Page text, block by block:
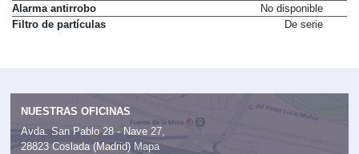
Alarma antirrobo
No disponible
Filtro de partículas
De serie
NUESTRAS OFICINAS
Avda. San Pablo 28 - Nave 27,
28823 Coslada (Madrid) Mapa